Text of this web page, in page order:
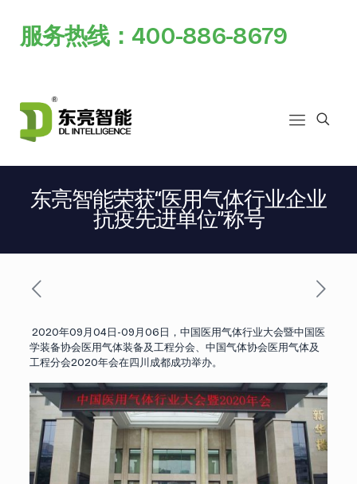
服务热线：400-886-8679
东亮智能荣获“医用气体行业企业
抗疫先进单位”称号
2020年09月04日-09月06日，中国医用气体行业大会暨中国医
学装备协会医用气体装备及工程分会、中国气体协会医用气体及
工程分会2020年会在四川成都成功举办。